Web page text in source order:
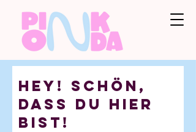
Hey! Schön,
dass du hier
bist!